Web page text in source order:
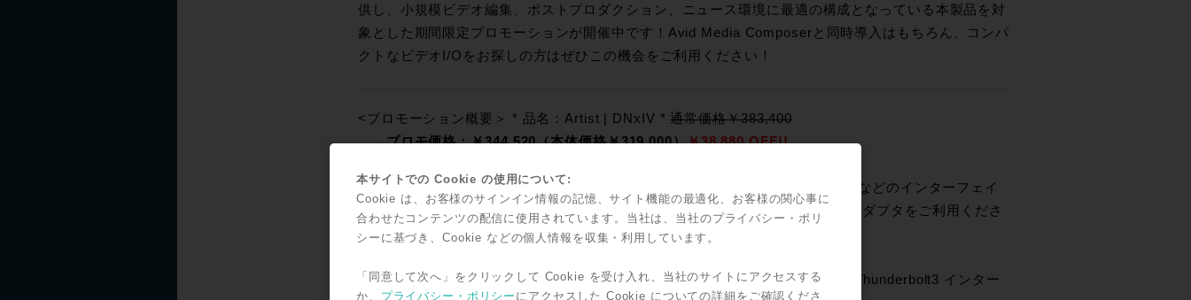
供し、小規模ビデオ編集、ポストプロダクション、ニュース環境に最適の構成となっている本製品を対
象とした期間限定プロモーションが開催中です！Avid Media Composerと同時導入はもちろん、コンパ
クトなビデオI/Oをお探しの方はぜひこの機会をご利用ください！
<プロモーション概要＞ * 品名：Artist | DNxIV *通常価格￥383,400
→プロモ価格：￥344,520（本体価格￥319,000）￥38,880 OFF!!
※DNxIVはホストコンピューターとの接続がThunderbolt3となります。MacProなどのインターフェイ
スがThundwrbolt2のコンピューターに接続する場合は、Thunderbolt2→3変換アダプタをご利用くださ
い。
Windows PCの場合も同様ですが、HP Z8ワークステーションの場合はHPからThunderbolt3 インター
本サイトでの Cookie の使用について:
Cookie は、お客様のサインイン情報の記憶、サイト機能の最適化、お客様の関心事に
合わせたコンテンツの配信に使用されています。当社は、当社のプライバシー・ポリ
シーに基づき、Cookie などの個人情報を収集・利用しています。
「同意して次へ」をクリックして Cookie を受け入れ、当社のサイトにアクセスする
か、 プライバシー・ポリシー にアクセスした Cookie についての詳細をご確認くださ